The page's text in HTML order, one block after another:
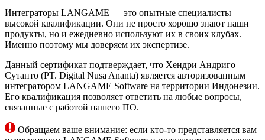
Интеграторы LANGAME — это опытные специалисты
высокой квалификации. Они не просто хорошо знают наши
продукты, но и ежедневно используют их в своих клубах.
Именно поэтому мы доверяем их экспертизе.
Данный сертификат подтверждает, что Хендри Андриго
Сутанто (PT. Digital Nusa Ananta) является авторизованным
интегратором LANGAME Software на территории Индонезии.
Его квалификация позволяет ответить на любые вопросы,
связанные с работой нашего ПО.
Обращаем ваше внимание: если кто-то представляется вам